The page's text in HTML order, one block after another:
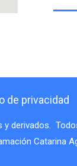
de privacidad
y derivados.
Catarina